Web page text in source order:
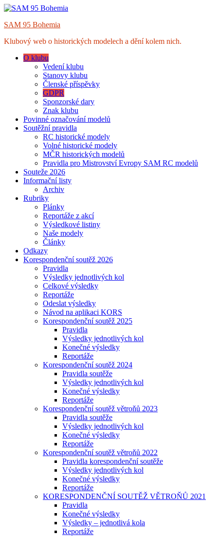
Skip
content
SAM 95 Bohemia
Klubový web o historických modelech a dění kolem nich.
O klubu
Vedení klubu
Stanovy klubu
Členské příspěvky
GDPR
Sponzorské dary
Znak klubu
Povinné označování modelů
Soutěžní pravidla
RC historické modely
Volné historické modely
MČR historických modelů
Pravidla pro Mistrovství Evropy SAM RC modelů
Souteže 2026
Informační listy
Archiv
Rubriky
Plánky
Reportáže z akcí
Výsledkové listiny
Naše modely
Články
Odkazy
Korespondenční soutěž 2026
Pravidla
Výsledky jednotlivých kol
Celkové výsledky
Reportáže
Odeslat výsledky
Návod na aplikaci KORS
Korespondenční soutěž 2025
Pravidla
Výsledky jednotlivých kol
Konečné výsledky
Reportáže
Korespondenční soutěž 2024
Pravidla soutěže
Výsledky jednotlivých kol
Konečné výsledky
Reportáže
Korespondenční soutěž větroňů 2023
Pravidla soutěže
Výsledky jednotlivých kol
Konečné výsledky
Reportáže
Korespondenční soutěž větroňů 2022
Pravidla korespondenční soutěže
Výsledky jednotlivých kol
Konečné výsledky
Reportáže
KORESPONDENČNÍ SOUTĚŽ VĚTROŇŮ 2021
Pravidla
Konečné výsledky
Výsledky – jednotlivá kola
Reportáže